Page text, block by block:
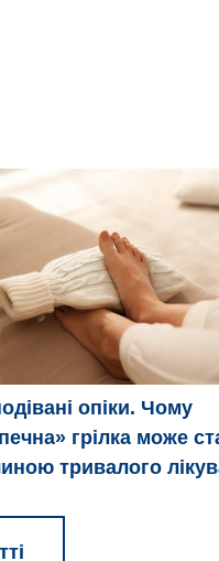
опіки. Чому
грілка може
тривалого